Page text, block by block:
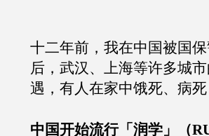
十二年前，我在中国被国
后，武汉、上海等许多城
遇，有人在家中饿死、病
中国开始流行「润学」（